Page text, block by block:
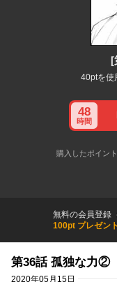
[
40ptを使
48
時間
購入したポイン
無料の会員登録
100pt プレゼン
第36話 孤独な力②
2020年05月15日